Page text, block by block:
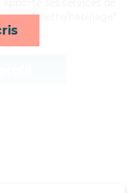
et toilette/habillage*